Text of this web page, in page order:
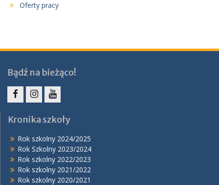
Oferty pracy
Bądź na bieżąco!
Kronika szkoły
Rok szkolny 2024/2025
Rok Szkolny 2023/2024
Rok szkolny 2022/2023
Rok szkolny 2021/2022
Rok szkolny 2020/2021